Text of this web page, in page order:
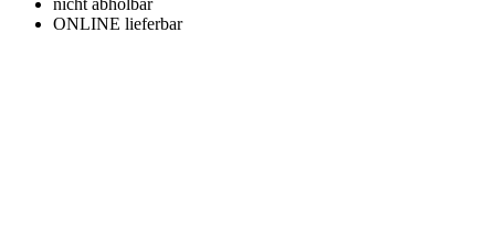
nicht abholbar
ONLINE lieferbar